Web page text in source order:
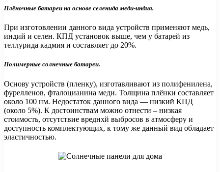
Плёночные батареи на основе селенида меди-индия.
При изготовлении данного вида устройств применяют медь,
индий и селен. КПД установок выше, чем у батарей из
теллурида кадмия и составляет до 20%.
Полимерные солнечные батареи.
Основу устройств (пленку), изготавливают из полифенилена,
фурелленов, фталоцианина меди. Толщина плёнки составляет
около 100 нм. Недостаток данного вида — низкий КПД
(около 5%). К достоинствам можно отнести – низкая
стоимость, отсутствие вреднхй выбросов в атмосферу и
доступность комплектующих, к тому же данный вид обладает
эластичностью.